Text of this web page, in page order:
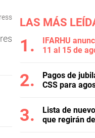
LAS MÁS
IFARHU
11 al 15 de
Pagos de
CSS para
Lista de
que regirán